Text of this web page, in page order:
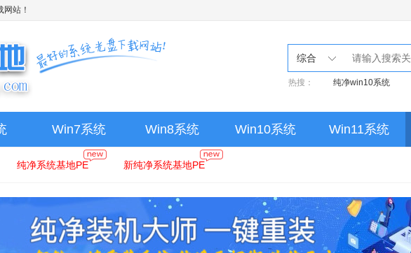
站！
综合
热搜： 纯净win10系统
Win7系统 Win8系统 Win10系统 Win11系统
纯净系统基地PE 新纯净系统基地PE